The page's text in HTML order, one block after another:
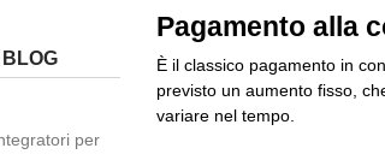
Pagamento alla
È il classico pagamento in
previsto un aumento fisso,
variare nel tempo.